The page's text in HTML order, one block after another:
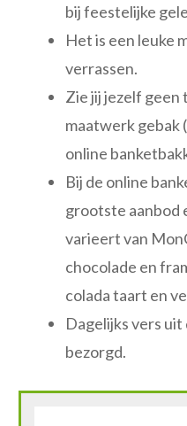
bij feestelijke
Het is een leuke
verrassen.
Zie jij jezelf geen
maatwerk gebak
online
Bij de online
grootste aanbod
varieert van
chocolade en
colada taart en
Dagelijks vers
bezorgd.